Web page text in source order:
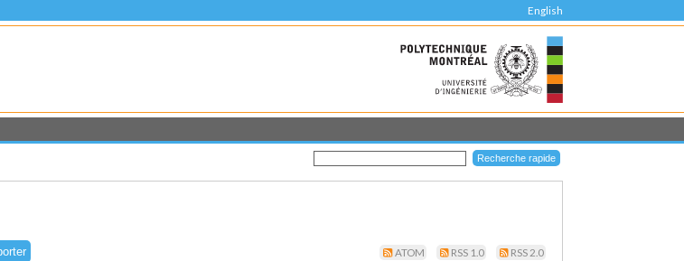
English
ATOM RSS 1.0 RSS 2.0